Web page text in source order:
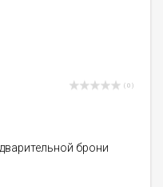
( 0 )
брони